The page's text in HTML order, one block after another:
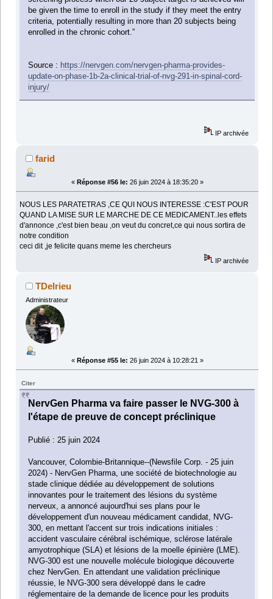
be given the time to enroll in the study if they meet the entry
criteria, potentially resulting in more than 20 subjects being
enrolled in the chronic cohort.”
Source : https://nervgen.com/nervgen-pharma-provides-
update-on-phase-1b-2a-clinical-trial-of-nvg-291-in-spinal-cord-
injury/
IP archivée
farid
« Réponse #56 le: 26 juin 2024 à 18:35:20 »
NOUS LES PARATETRAS ,CE QUI NOUS INTERESSE :C'EST POUR
QUAND LA MISE SUR LE MARCHE DE CE MEDICAMENT..les effets
d'annonce ,c'est bien beau ,on veut du concret,ce qui nous sortira de
notre condition
ceci dit ,je felicite quans meme les chercheurs
IP archivée
TDelrieu
Administrateur
« Réponse #55 le: 26 juin 2024 à 10:28:21 »
Citer
NervGen Pharma va faire passer le NVG-300 à
l'étape de preuve de concept préclinique
Publié : 25 juin 2024
Vancouver, Colombie-Britannique--(Newsfile Corp. - 25 juin
2024) - NervGen Pharma, une société de biotechnologie au
stade clinique dédiée au développement de solutions
innovantes pour le traitement des lésions du système
nerveux, a annoncé aujourd'hui ses plans pour le
développement d'un nouveau médicament candidat, NVG-
300, en mettant l'accent sur trois indications initiales :
accident vasculaire cérébral ischémique, sclérose latérale
amyotrophique (SLA) et lésions de la moelle épinière (LME).
NVG-300 est une nouvelle molécule biologique découverte
chez NervGen. En attendant une validation préclinique
réussie, le NVG-300 sera développé dans le cadre
réglementaire de la demande de licence pour les produits